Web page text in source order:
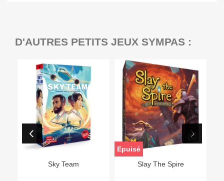
D'AUTRES PETITS JEUX SYMPAS :
Sky Team Slay The Spire
Epuisé